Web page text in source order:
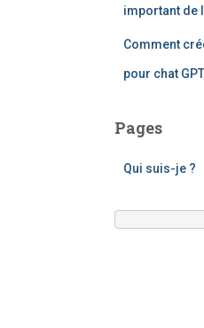
important de
Comment
pour chat
Pages
Qui suis-je ?